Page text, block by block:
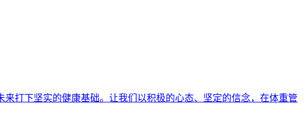
打下坚实的健康基础。让我们以积极的心态、坚定的信念，在体重管